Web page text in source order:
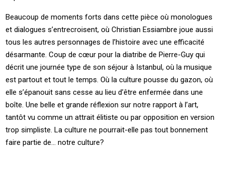
Beaucoup de moments forts dans cette pièce où monologues
et dialogues s’entrecroisent, où Christian Essiambre joue aussi
tous les autres personnages de l’histoire avec une efficacité
désarmante. Coup de cœur pour la diatribe de Pierre-Guy qui
décrit une journée type de son séjour à Istanbul, où la musique
est partout et tout le temps. Où la culture pousse du gazon, où
elle s’épanouit sans cesse au lieu d’être enfermée dans une
boîte. Une belle et grande réflexion sur notre rapport à l’art,
tantôt vu comme un attrait élitiste ou par opposition en version
trop simpliste. La culture ne pourrait-elle pas tout bonnement
faire partie de… notre culture?